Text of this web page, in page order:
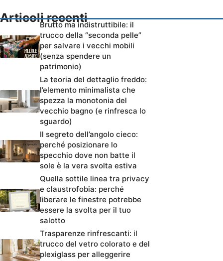
Articoli recenti
Brutto ma indistruttibile: il
trucco della “seconda pelle”
per salvare i vecchi mobili
(senza spendere un
patrimonio)
La teoria del dettaglio freddo:
l’elemento minimalista che
spezza la monotonia del
vecchio bagno (e rinfresca lo
sguardo)
Il segreto dell’angolo cieco:
perché posizionare lo
specchio dove non batte il
sole è la vera svolta estiva
Quella sottile linea tra privacy
e claustrofobia: perché
liberare le finestre potrebbe
essere la svolta per il tuo
salotto
Trasparenze rinfrescanti: il
trucco del vetro colorato e del
plexiglass per alleggerire